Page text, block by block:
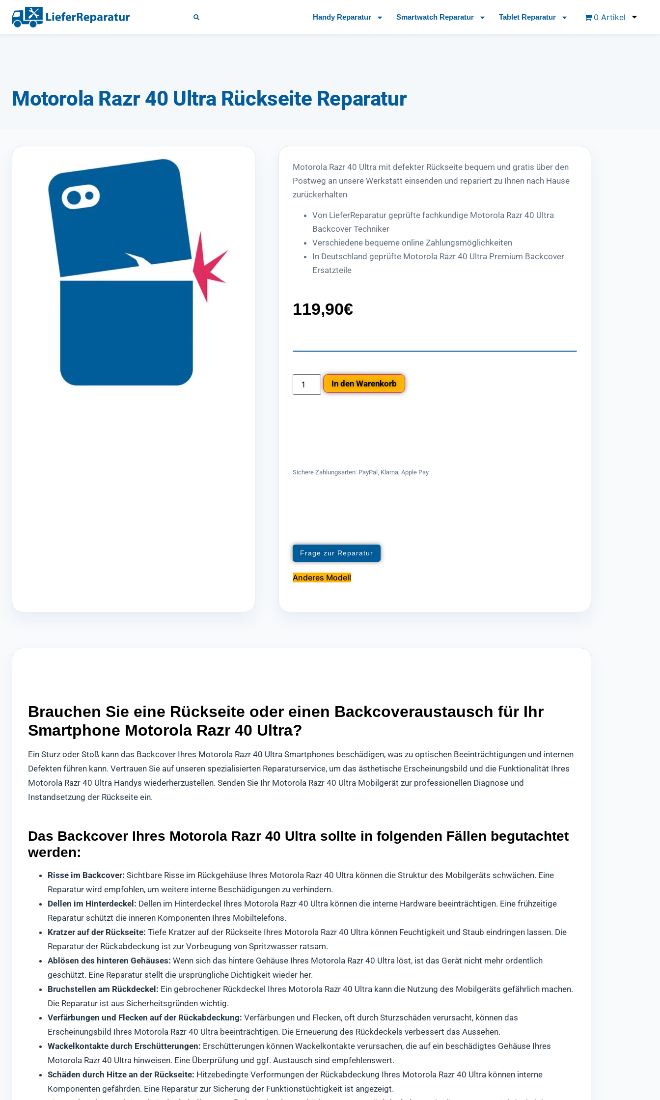
Handy Reparatur Smartwatch Reparatur Tablet Reparatur 0 Artikel
Motorola Razr 40 Ultra Rückseite Reparatur
Motorola Razr 40 Ultra mit defekter Rückseite bequem und gratis über den
Postweg an unsere Werkstatt einsenden und repariert zu Ihnen nach Hause
zurückerhalten
Von LieferReparatur geprüfte fachkundige Motorola Razr 40 Ultra
Backcover Techniker
Verschiedene bequeme online Zahlungsmöglichkeiten
In Deutschland geprüfte Motorola Razr 40 Ultra Premium Backcover
Ersatzteile
119,90€
In den Warenkorb
Sichere Zahlungsarten: PayPal, Klarna, Apple Pay
Frage zur Reparatur
Anderes Modell
Brauchen Sie eine Rückseite oder einen Backcoveraustausch für Ihr
Smartphone Motorola Razr 40 Ultra?
Ein Sturz oder Stoß kann das Backcover Ihres Motorola Razr 40 Ultra Smartphones beschädigen, was zu optischen Beeinträchtigungen und internen
Defekten führen kann. Vertrauen Sie auf unseren spezialisierten Reparaturservice, um das ästhetische Erscheinungsbild und die Funktionalität Ihres
Motorola Razr 40 Ultra Handys wiederherzustellen. Senden Sie Ihr Motorola Razr 40 Ultra Mobilgerät zur professionellen Diagnose und
Instandsetzung der Rückseite ein.
Das Backcover Ihres Motorola Razr 40 Ultra sollte in folgenden Fällen begutachtet
werden:
Risse im Backcover: Sichtbare Risse im Rückgehäuse Ihres Motorola Razr 40 Ultra können die Struktur des Mobilgeräts schwächen. Eine
Reparatur wird empfohlen, um weitere interne Beschädigungen zu verhindern.
Dellen im Hinterdeckel: Dellen im Hinterdeckel Ihres Motorola Razr 40 Ultra können die interne Hardware beeinträchtigen. Eine frühzeitige
Reparatur schützt die inneren Komponenten Ihres Mobiltelefons.
Kratzer auf der Rückseite: Tiefe Kratzer auf der Rückseite Ihres Motorola Razr 40 Ultra können Feuchtigkeit und Staub eindringen lassen. Die
Reparatur der Rückabdeckung ist zur Vorbeugung von Spritzwasser ratsam.
Ablösen des hinteren Gehäuses: Wenn sich das hintere Gehäuse Ihres Motorola Razr 40 Ultra löst, ist das Gerät nicht mehr ordentlich
geschützt. Eine Reparatur stellt die ursprüngliche Dichtigkeit wieder her.
Bruchstellen am Rückdeckel: Ein gebrochener Rückdeckel Ihres Motorola Razr 40 Ultra kann die Nutzung des Mobilgeräts gefährlich machen.
Die Reparatur ist aus Sicherheitsgründen wichtig.
Verfärbungen und Flecken auf der Rückabdeckung: Verfärbungen und Flecken, oft durch Sturzschäden verursacht, können das
Erscheinungsbild Ihres Motorola Razr 40 Ultra beeinträchtigen. Die Erneuerung des Rückdeckels verbessert das Aussehen.
Wackelkontakte durch Erschütterungen: Erschütterungen können Wackelkontakte verursachen, die auf ein beschädigtes Gehäuse Ihres
Motorola Razr 40 Ultra hinweisen. Eine Überprüfung und ggf. Austausch sind empfehlenswert.
Schäden durch Hitze an der Rückseite: Hitzebedingte Verformungen der Rückabdeckung Ihres Motorola Razr 40 Ultra können interne
Komponenten gefährden. Eine Reparatur zur Sicherung der Funktionstüchtigkeit ist angezeigt.